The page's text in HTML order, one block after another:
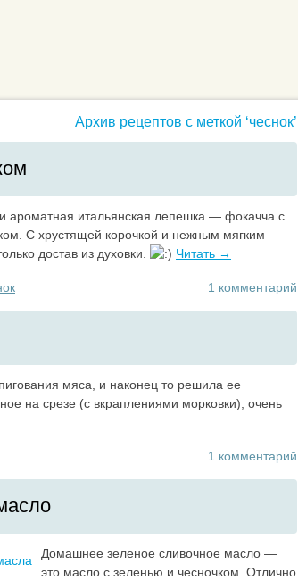
Архив рецептов с меткой ‘чеснок’
ароматная итальянская лепешка — фокачча с
С хрустящей корочкой и нежным мягким
достав из духовки.
Читать →
1 комментарий
мяса, и наконец то решила ее
на срезе (с вкраплениями морковки), очень
1 комментарий
Домашнее зеленое сливочное масло —
это масло с зеленью и чесночком. Отлично